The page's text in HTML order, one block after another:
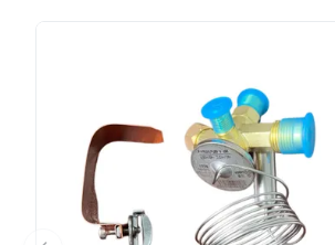
λειτουργεί με ηλεκτρισμό πόλης
διασφαλίζοντας αξιόπιστο ...